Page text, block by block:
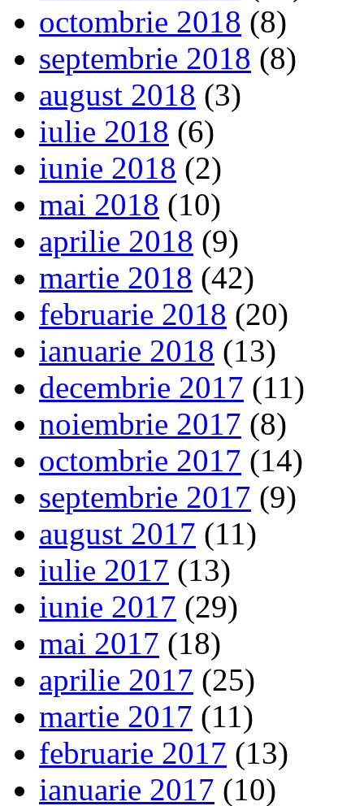
octombrie 2018 (8)
septembrie 2018 (8)
august 2018 (3)
iulie 2018 (6)
iunie 2018 (2)
mai 2018 (10)
aprilie 2018 (9)
martie 2018 (42)
februarie 2018 (20)
ianuarie 2018 (13)
decembrie 2017 (11)
noiembrie 2017 (8)
octombrie 2017 (14)
septembrie 2017 (9)
august 2017 (11)
iulie 2017 (13)
iunie 2017 (29)
mai 2017 (18)
aprilie 2017 (25)
martie 2017 (11)
februarie 2017 (13)
ianuarie 2017 (10)